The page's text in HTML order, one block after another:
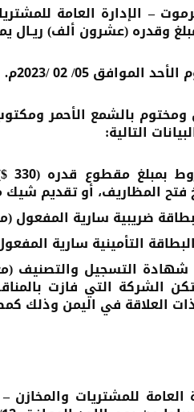
– الإدارة العامة
وقدره (عشرون ألف) ريـال
05/ 02 /2023م.
بالشمع الأحمر
التالية:
$) ثلاثمائة وثلاثون دولار امريكي، صالح لمدة
فتح المظاريف، أو تقديم
ضريبية سارية المفعول
التأمينية سارية
التسجيل والتصنيف
الشركة التي فازت
العلاقة في اليمن وذلك
العامة للمشتريات